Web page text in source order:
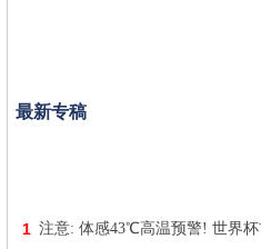
最新专稿
1 注意: 体感43℃高温预警! 世界